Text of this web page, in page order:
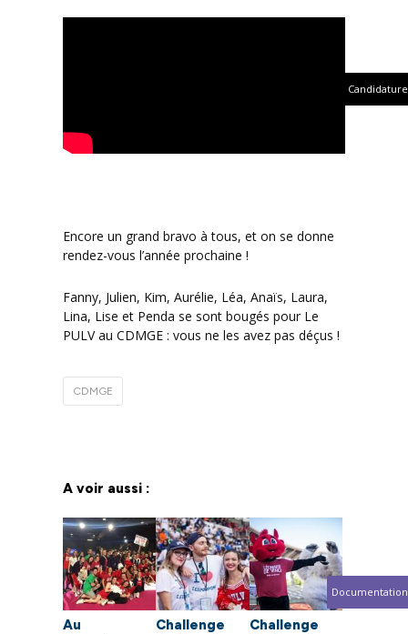
Encore un grand bravo à tous, et on se donne
rendez-vous l’année prochaine !
Fanny, Julien, Kim, Aurélie, Léa, Anaïs, Laura,
Lina, Lise et Penda se sont bougés pour Le
PULV au CDMGE : vous ne les avez pas déçus !
CDMGE
A voir aussi :
Au
Challenge
Challenge
Candidature
Documentation